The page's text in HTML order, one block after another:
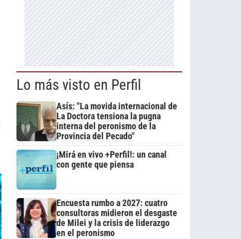
Lo más visto en Perfil
Asís: "La movida internacional de
La Doctora tensiona la pugna
interna del peronismo de la
Provincia del Pecado"
¡Mirá en vivo +Perfil!: un canal
con gente que piensa
Encuesta rumbo a 2027: cuatro
consultoras midieron el desgaste
de Milei y la crisis de liderazgo
en el peronismo